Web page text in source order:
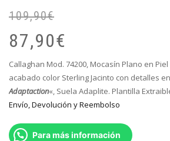
109,90€
87,90€
Callaghan Mod. 74200, Mocasín Plano en
acabado color Sterling Jacinto con detalles
Adaptaction«, Suela Adaplite. Plantilla
Envío, Devolución y Reembolso
Para más información